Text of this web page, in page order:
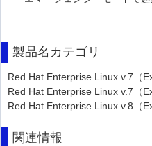
製品名カテゴリ
Red Hat Enterprise Linux v.7（
Red Hat Enterprise Linux v.7（
Red Hat Enterprise Linux v.8（
関連情報